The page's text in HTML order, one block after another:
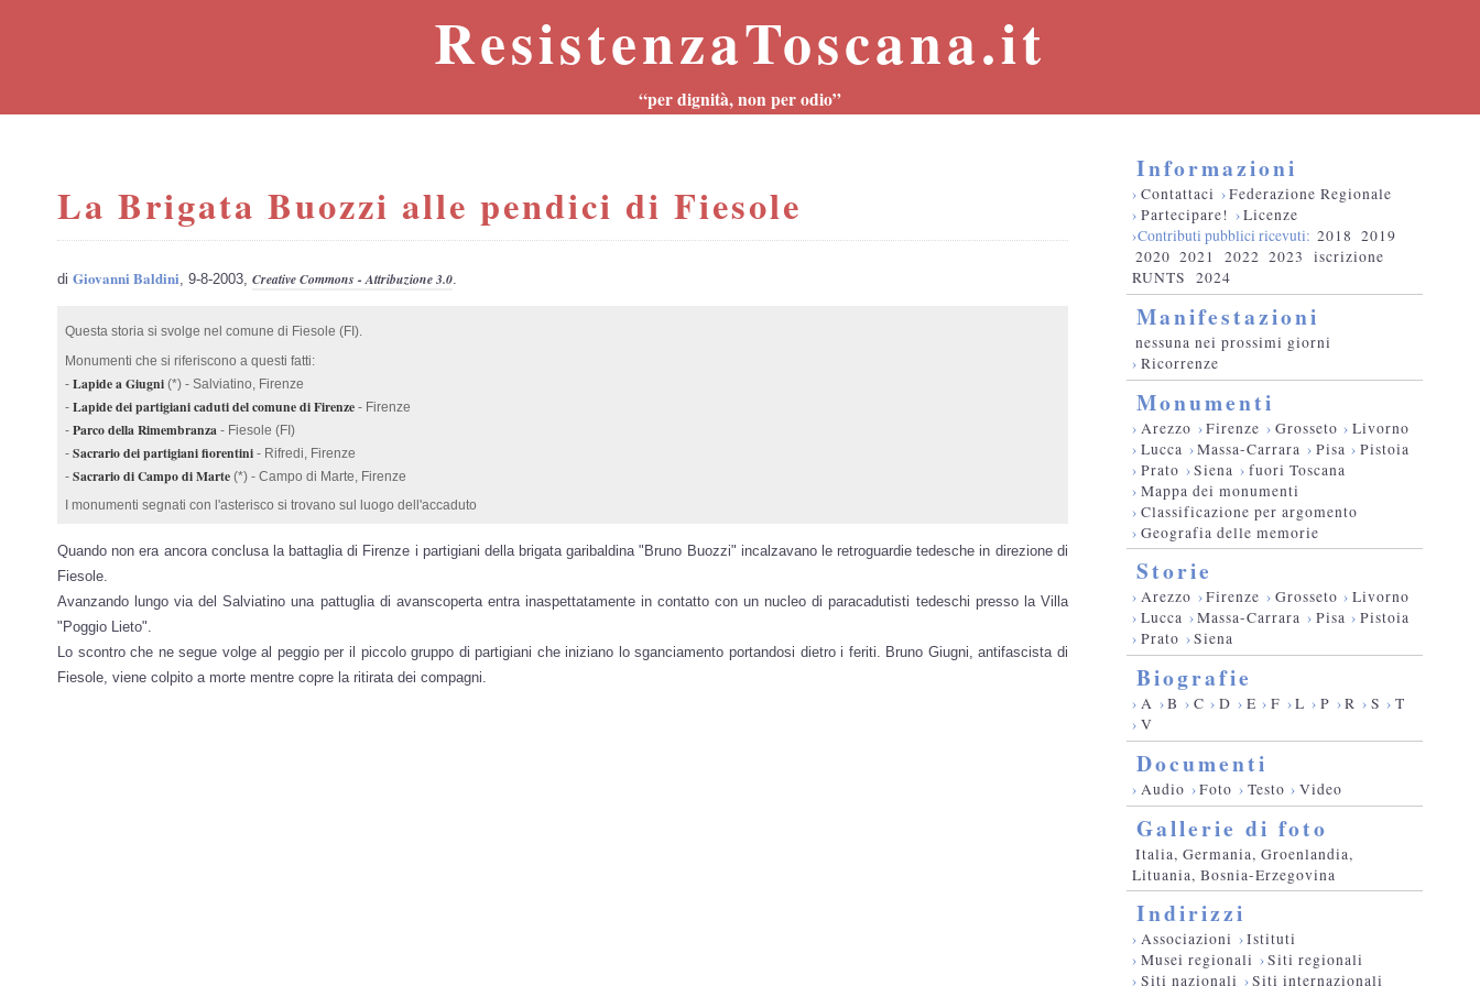
ResistenzaToscana.it
“per dignità, non per odio”
La Brigata Buozzi alle pendici di Fiesole
di Giovanni Baldini, 9-8-2003, Creative Commons - Attribuzione 3.0.
Questa storia si svolge nel comune di Fiesole (FI).
Monumenti che si riferiscono a questi fatti:
- Lapide a Giugni (*) - Salviatino, Firenze
- Lapide dei partigiani caduti del comune di Firenze - Firenze
- Parco della Rimembranza - Fiesole (FI)
- Sacrario dei partigiani fiorentini - Rifredi, Firenze
- Sacrario di Campo di Marte (*) - Campo di Marte, Firenze
I monumenti segnati con l'asterisco si trovano sul luogo dell'accaduto
Quando non era ancora conclusa la battaglia di Firenze i partigiani della brigata garibaldina "Bruno Buozzi" incalzavano le retroguardie tedesche in direzione di
Fiesole.
Avanzando lungo via del Salviatino una pattuglia di avanscoperta entra inaspettatamente in contatto con un nucleo di paracadutisti tedeschi presso la Villa
"Poggio Lieto".
Lo scontro che ne segue volge al peggio per il piccolo gruppo di partigiani che iniziano lo sganciamento portandosi dietro i feriti. Bruno Giugni, antifascista di
Fiesole, viene colpito a morte mentre copre la ritirata dei compagni.
Informazioni
› Contattaci ›Federazione Regionale
› Partecipare! ›Licenze
›Contributi pubblici ricevuti: 2018 2019
2020 2021 2022 2023
iscrizione
RUNTS
2024
Manifestazioni
nessuna nei prossimi giorni
› Ricorrenze
Monumenti
› Arezzo ›Firenze › Grosseto › Livorno
› Lucca ›Massa-Carrara › Pisa › Pistoia
› Prato ›Siena › fuori Toscana
› Mappa dei monumenti
› Classificazione per argomento
› Geografia delle memorie
Storie
› Arezzo ›Firenze › Grosseto › Livorno
› Lucca ›Massa-Carrara › Pisa › Pistoia
› Prato ›Siena
Biografie
› A ›B › C › D › E › F ›L › P ›R › S › T
› V
Documenti
› Audio ›Foto › Testo › Video
Gallerie di foto
Italia, Germania, Groenlandia,
Lituania, Bosnia-Erzegovina
Indirizzi
› Associazioni ›Istituti
› Musei regionali ›Siti regionali
› Siti nazionali ›Siti internazionali